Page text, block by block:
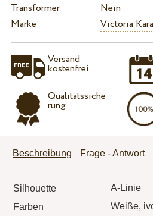
Transformer
Nein
Marke
Victoria
Versand
kostenfrei
Qualitätssiche
rung
Beschreibung Frage - Antwort
Silhouette
A-Linie
Farben
Weiße,